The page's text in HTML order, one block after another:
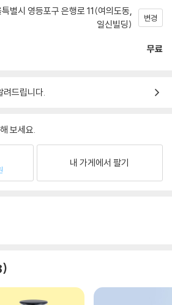
별시 영등포구 은행로 11(여의도동,
일신빌딩)
변경
무료
드립니다.
보세요.
내 가게에서 팔기